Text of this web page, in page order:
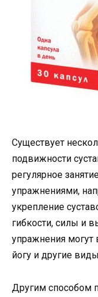
Существует
подвижности
регулярное
упражнениями,
укрепление
гибкости, силы и
упражнения могут
йогу и другие
Другим способом